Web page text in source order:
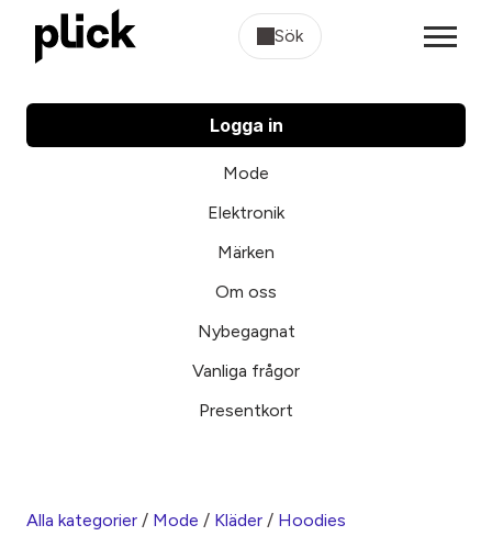
Sök
Logga in
Mode
Elektronik
Märken
Om oss
Nybegagnat
Vanliga frågor
Presentkort
Alla kategorier / Mode / Kläder / Hoodies